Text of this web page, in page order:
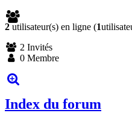
2 utilisateur(s) en ligne (1
2 Invités
0 Membre
Index du forum